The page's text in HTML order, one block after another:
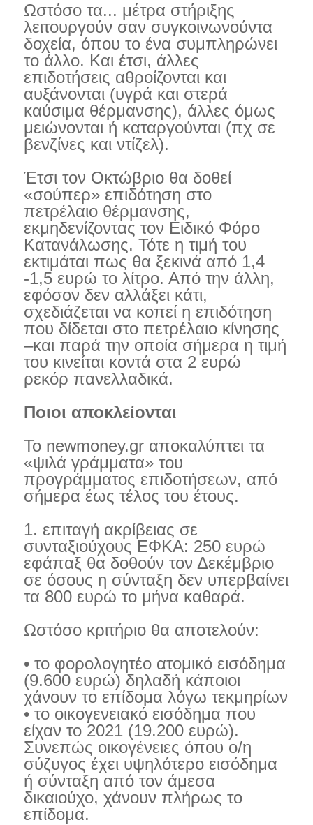
Ωστόσο τα... μέτρα στήριξης
λειτουργούν σαν συγκοινωνούντα
δοχεία, όπου το ένα συμπληρώνει
το άλλο. Και έτσι, άλλες
επιδοτήσεις αθροίζονται και
αυξάνονται (υγρά και στερά
καύσιμα θέρμανσης), άλλες όμως
μειώνονται ή καταργούνται (πχ σε
βενζίνες και ντίζελ).
Έτσι τον Οκτώβριο θα δοθεί
«σούπερ» επιδότηση στο
πετρέλαιο θέρμανσης,
εκμηδενίζοντας τον Ειδικό Φόρο
Κατανάλωσης. Τότε η τιμή του
εκτιμάται πως θα ξεκινά από 1,4
-1,5 ευρώ το λίτρο. Από την άλλη,
εφόσον δεν αλλάξει κάτι,
σχεδιάζεται να κοπεί η επιδότηση
που δίδεται στο πετρέλαιο κίνησης
–και παρά την οποία σήμερα η τιμή
του κινείται κοντά στα 2 ευρώ
ρεκόρ πανελλαδικά.
Ποιοι αποκλείονται
Το newmoney.gr αποκαλύπτει τα
«ψιλά γράμματα» του
προγράμματος επιδοτήσεων, από
σήμερα έως τέλος του έτους.
1. επιταγή ακρίβειας σε
συνταξιούχους ΕΦΚΑ: 250 ευρώ
εφάπαξ θα δοθούν τον Δεκέμβριο
σε όσους η σύνταξη δεν υπερβαίνει
τα 800 ευρώ το μήνα καθαρά.
Ωστόσο κριτήριο θα αποτελούν:
• το φορολογητέο ατομικό εισόδημα
(9.600 ευρώ) δηλαδή κάποιοι
χάνουν το επίδομα λόγω τεκμηρίων
• το οικογενειακό εισόδημα που
είχαν το 2021 (19.200 ευρώ).
Συνεπώς οικογένειες όπου ο/η
σύζυγος έχει υψηλότερο εισόδημα
ή σύνταξη από τον άμεσα
δικαιούχο, χάνουν πλήρως το
επίδομα.